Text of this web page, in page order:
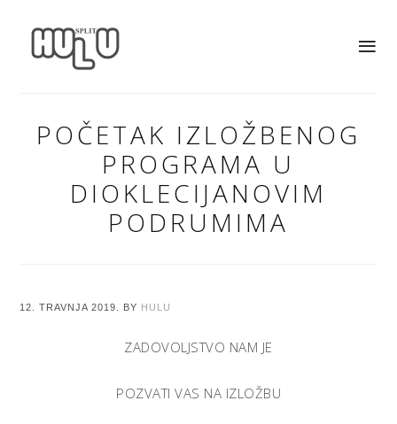
POČETAK IZLOŽBENOG
PROGRAMA U
DIOKLECIJANOVIM
PODRUMIMA
12. TRAVNJA 2019. BY HULU
ZADOVOLJSTVO NAM JE
POZVATI VAS NA IZLOŽBU